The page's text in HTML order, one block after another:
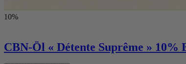
10%
CBN-Öl « Détente Suprême » 10%